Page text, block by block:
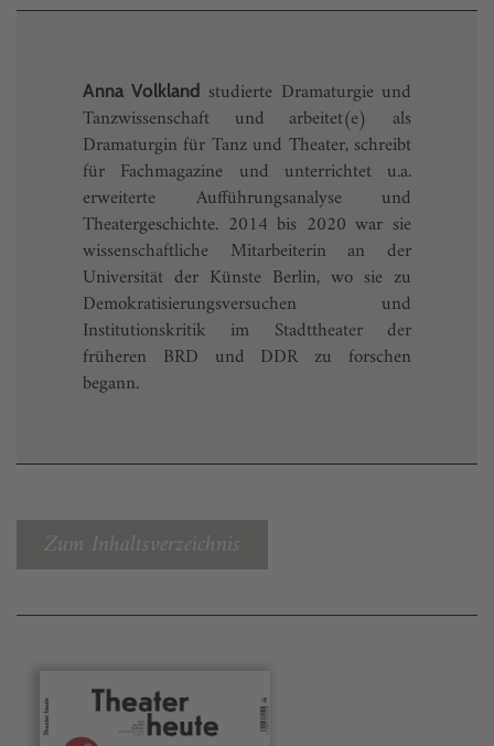
Anna Volkland studierte Dramaturgie und
Tanzwissenschaft und arbeitet(e) als
Dramaturgin für Tanz und Theater, schreibt
für Fachmagazine und unterrichtet u.a.
erweiterte Aufführungsanalyse und
Theatergeschichte. 2014 bis 2020 war sie
wissenschaftliche Mitarbeiterin an der
Universität der Künste Berlin, wo sie zu
Demokratisierungsversuchen und
Institutionskritik im Stadttheater der
früheren BRD und DDR zu forschen
begann.
Zum Inhaltsverzeichnis